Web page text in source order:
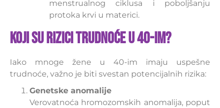
menstrualnog ciklusa i poboljšanju
protoka krvi u materici.
Koji su rizici trudnoće u 40-im?
Iako mnoge žene u 40-im imaju uspešne
trudnoće, važno je biti svestan potencijalnih rizika:
Genetske anomalije
Verovatnoća hromozomskih anomalija, poput